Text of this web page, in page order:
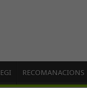
RECOMANACIONS